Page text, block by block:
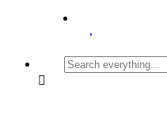
Search
everything...